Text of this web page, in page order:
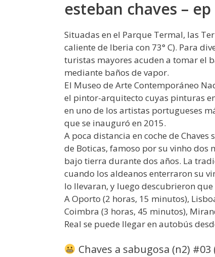
esteban chaves – ep
Situadas en el Parque Termal, las
caliente de Iberia con 73° C). Para
turistas mayores acuden a tomar el
mediante baños de vapor.
El Museo de Arte Contemporáneo
el pintor-arquitecto cuyas pinturas
en uno de los artistas portugueses
que se inauguró en 2015.
A poca distancia en coche de
de Boticas, famoso por su vinho dos
bajo tierra durante dos años. La
cuando los aldeanos enterraron su
lo llevaran, y luego descubrieron
A Oporto (2 horas, 15 minutos),
Coimbra (3 horas, 45 minutos),
Real se puede llegar en autobús
Chaves a sabugosa (n2)